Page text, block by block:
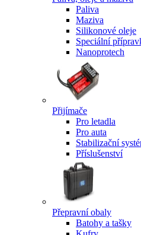
Paliva
Maziva
Silikonové oleje
Speciální
Nanoprotech
Přijímače
Pro letadla
Pro auta
Stabilizační
Příslušenství
Přepravní obaly
Batohy a tašky